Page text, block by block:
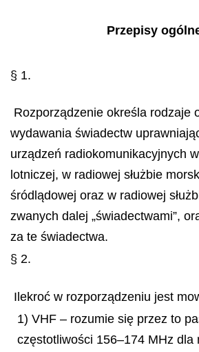
Przepisy
§ 1.
Rozporządzenie określa rodzaje
wydawania świadectw
urządzeń radiokomunikacyjnych
lotniczej, w radiowej służbie
śródlądowej oraz w radiowej
zwanych dalej „świadectwami”,
za te świadectwa.
§ 2.
Ilekroć w rozporządzeniu jest
1) VHF – rozumie się przez to
częstotliwości 156–174 MHz dla